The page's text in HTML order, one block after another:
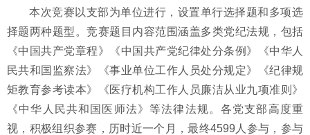
本次竞赛以支部为单位进行，设置单行选择题和多项选
择题两种题型。竞赛题目内容范围涵盖多类党纪法规，包括
《中国共产党章程》《中国共产党纪律处分条例》《中华人
民共和国监察法》《事业单位工作人员处分规定》《纪律规
矩教育参考读本》《医疗机构工作人员廉洁从业九项准则》
《中华人民共和国医师法》等法律法规。各党支部高度重
视，积极组织参赛，历时近一个月，最终4599人参与，参与